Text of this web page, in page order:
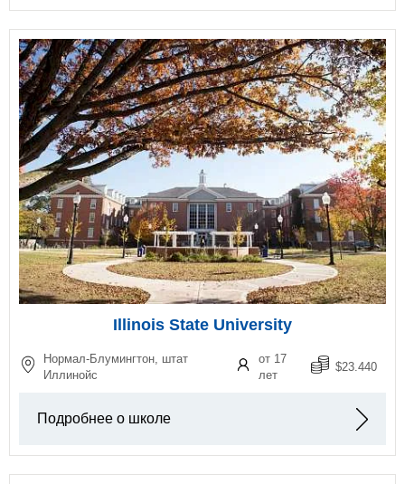
Illinois State University
Нормал-Блумингтон, штат
Иллинойс
от 17
лет
$23.440
Подробнее о школе